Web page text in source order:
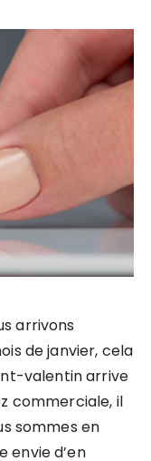
arrivons
de janvier, cela
valentin arrive
commerciale, il
sommes en
envie d’en